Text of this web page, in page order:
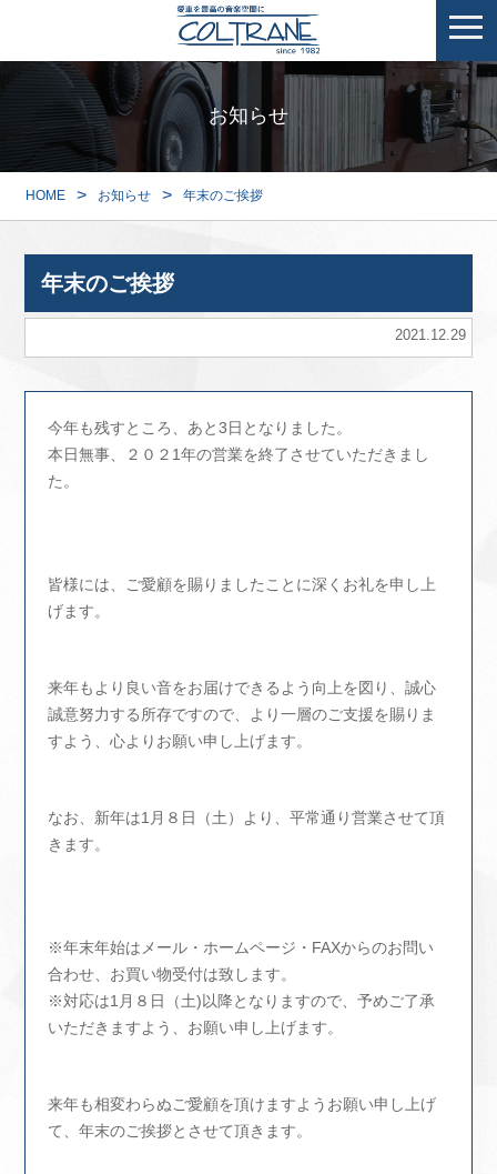
お知らせ
HOME > お知らせ > 年末のご挨拶
年末のご挨拶
2021.12.29
今年も残すところ、あと3日となりました。
本日無事、２０２1年の営業を終了させていただきまし
た。
皆様には、ご愛顧を賜りましたことに深くお礼を申し上
げます。
来年もより良い音をお届けできるよう向上を図り、誠心
誠意努力する所存ですので、より一層のご支援を賜りま
すよう、心よりお願い申し上げます。
なお、新年は1月８日（土）より、平常通り営業させて頂
きます。
※年末年始はメール・ホームページ・FAXからのお問い
合わせ、お買い物受付は致します。
※対応は1月８日（土)以降となりますので、予めご了承
いただきますよう、お願い申し上げます。
来年も相変わらぬご愛顧を頂けますようお願い申し上げ
て、年末のご挨拶とさせて頂きます。